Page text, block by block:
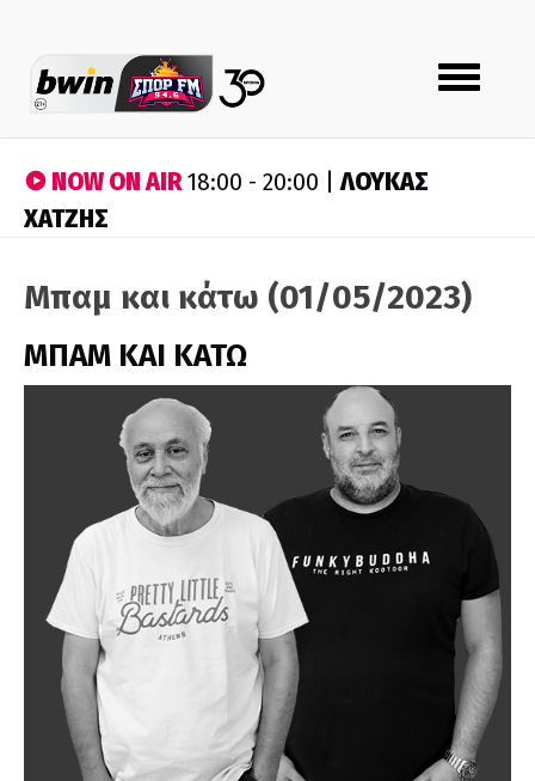
Toggle
navigation
NOW ON AIR18:00 - 20:00 |ΛΟΥΚΑΣ
ΧΑΤΖΗΣ
Μπαμ και κάτω (01/05/2023)
ΜΠΑΜ ΚΑΙ ΚΑΤΩ